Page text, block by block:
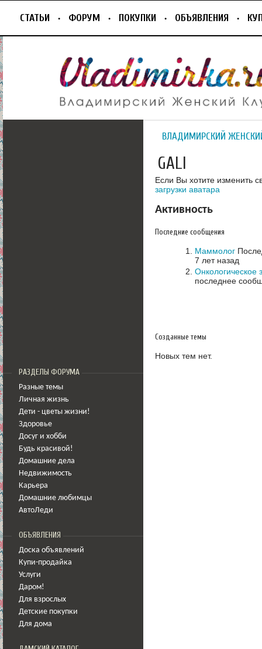
СТАТЬИ ФОРУМ ПОКУПКИ ОБЪЯВЛЕНИЯ
РАЗДЕЛЫ ФОРУМА
Разные темы
Личная жизнь
Дети - цветы жизни!
Здоровье
Досуг и хобби
Будь красивой!
Домашние дела
Недвижимость
Карьера
Домашние любимцы
АвтоЛеди
ОБЪЯВЛЕНИЯ
Доска объявлений
Купи-продайка
Услуги
Даром!
Для взрослых
Детские покупки
Для дома
ВЛАДИМИРСКИЙ
GALI
Если Вы хотите изменить
загрузки аватара
Активность
Последние сообщения
Маммолог
7 лет назад
Онкологическое
последнее
Созданные темы
Новых тем нет.